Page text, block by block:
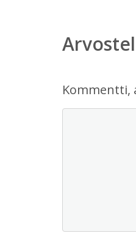
Kommentti,